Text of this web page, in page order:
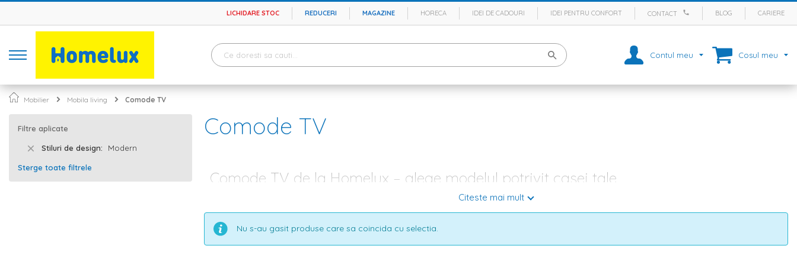
LICHIDARE STOC REDUCERI MAGAZINE HORECA IDEI DE CADOURI IDEI PENTRU CONFORT CONTACT BLOG CARIERE
Contul meu Cosul meu
Mobilier Mobila living Comode TV
Comode TV
Comode TV de la Homelux – alege modelul potrivit casei tale
Amenajarea livingului nu e tocmai o misiune usoara atunci cand iti doresti sa iasa totul perfect, ci trebuie sa acorzi o atentie deosebita mobilierului,
paletei cromatice, perdelelor, dar si obiectelor decorative. Din acest motiv, Homelux iti da o mana de ajutor. Pe site-ul nostru gasestimobila livingpentru
toate gusturile si toate buzunarele. Nu stii de unde sa incepi? Ce zici sa gasesti o
plus, nu uita sa alegi o comoda TV, care sa fie suficient de incapatoare si care sa se integreze perfect in decor, atat ca si cromatica, cat si ca si stil de
amenajare. Pe site-ul nostru vei gasi zeci de modele de comode pentru toate gusturile.
Citeste mai mult
Nu s-au gasit produse care sa coincida cu selectia.
Filtre aplicate
Stiluri de design Modern
Sterge toate filtrele